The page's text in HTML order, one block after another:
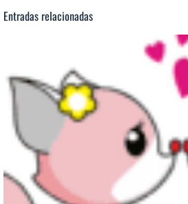
Entradas relacionadas